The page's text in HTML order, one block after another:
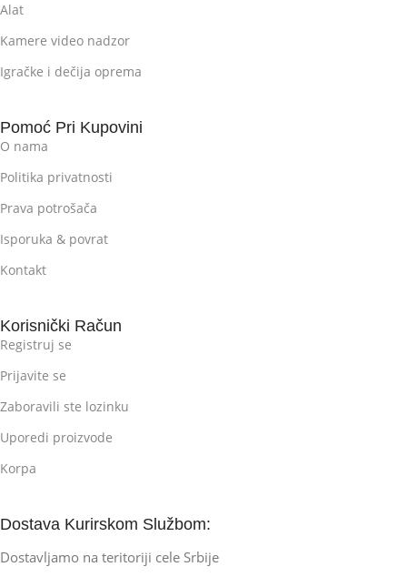
Alat
Kamere video nadzor
Igračke i dečija oprema
Pomoć Pri Kupovini
O nama
Politika privatnosti
Prava potrošača
Isporuka & povrat
Kontakt
Korisnički Račun
Registruj se
Prijavite se
Zaboravili ste lozinku
Uporedi proizvode
Korpa
Dostava Kurirskom Službom:
Dostavljamo na teritoriji cele Srbije